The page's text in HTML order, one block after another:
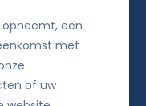
een
met
of uw